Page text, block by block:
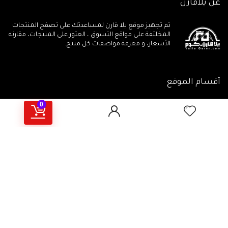
0
عن يلاقارن
تم تجهيز موقع يلا قارن لمساعدتك على تصفح المنتجات
المخلتفة على مواقع التسوق ، العثور على المنتجات، مقارنه
الأسعار، و معرفة مواصفات كل منتج.
أقسام الموقع
جميع المنتجات